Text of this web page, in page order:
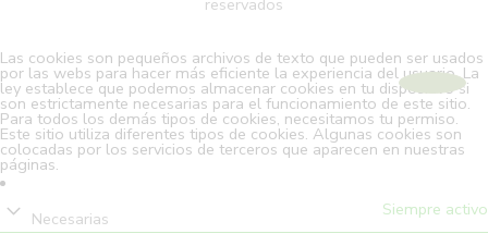
Las cookies son pequeños archivos de texto que pueden ser usados
por las webs para hacer más eficiente la experiencia del usuario. La
ley establece que podemos almacenar cookies en tu dispositivo si
son estrictamente necesarias para el funcionamiento de este sitio.
Para todos los demás tipos de cookies, necesitamos tu permiso.
Este sitio utiliza diferentes tipos de cookies. Algunas cookies son
colocadas por los servicios de terceros que aparecen en nuestras
páginas.
Necesarias Siempre activo